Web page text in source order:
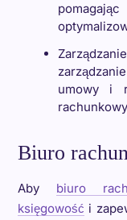
umowy i
Biuro
Aby biuro
księgowość i